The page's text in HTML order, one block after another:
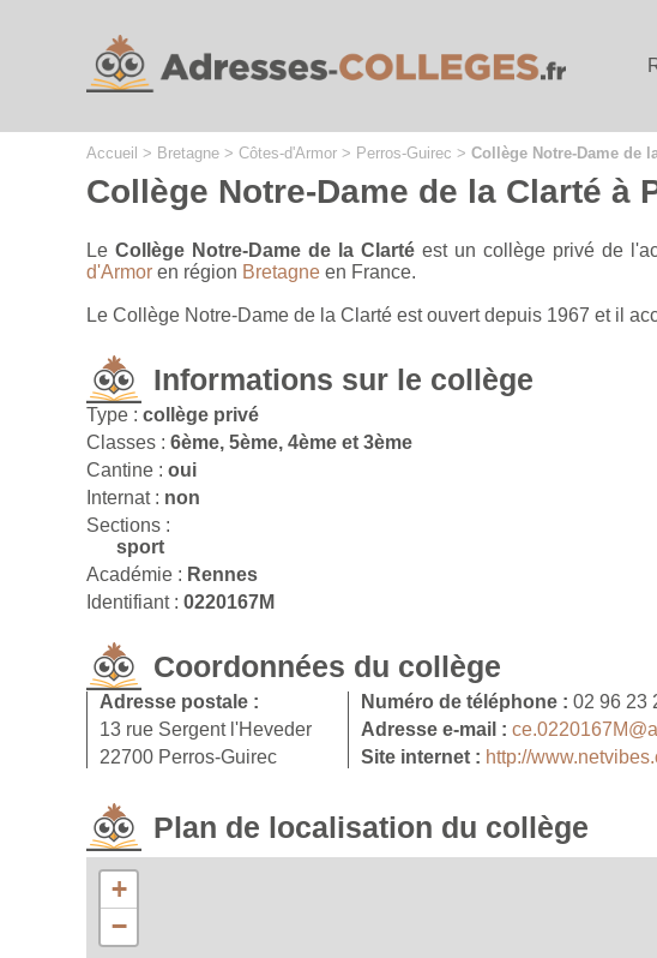
Accueil > Bretagne > Côtes-d'Armor > Perros-Guirec > Collège Notre-Dame de
Collège Notre-Dame de la Clarté à
LeCollège Notre-Dame de la Clarté est un collège privé de
d'Armor en région Bretagne en France.
Le Collège Notre-Dame de la Clarté est ouvert depuis 1967 et il
Informations sur le collège
Type : collège privé
Classes : 6ème, 5ème, 4ème et 3ème
Cantine : oui
Internat : non
Sections :
sport
Académie : Rennes
Identifiant : 0220167M
Coordonnées du collège
Adresse postale :
13 rue Sergent l'Heveder
22700 Perros-Guirec
Numéro de téléphone : 02 96 23
Adresse e-mail :
Site internet : http://
Plan de localisation du collège
+
−